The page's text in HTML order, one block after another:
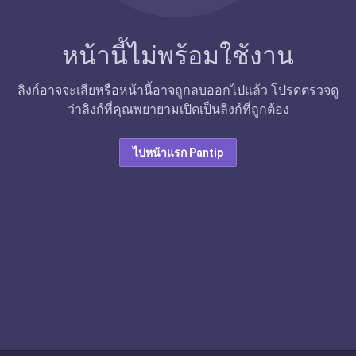
หน้านี้ไม่พร้อมใช้งาน
ลิงก์อาจจะเสียหรือหน้านี้อาจถูกลบออกไปแล้ว โปรดตรวจดู
ว่าลิงก์ที่คุณพยายามเปิดเป็นลิงก์ที่ถูกต้อง
ไปหน้าแรก Pantip